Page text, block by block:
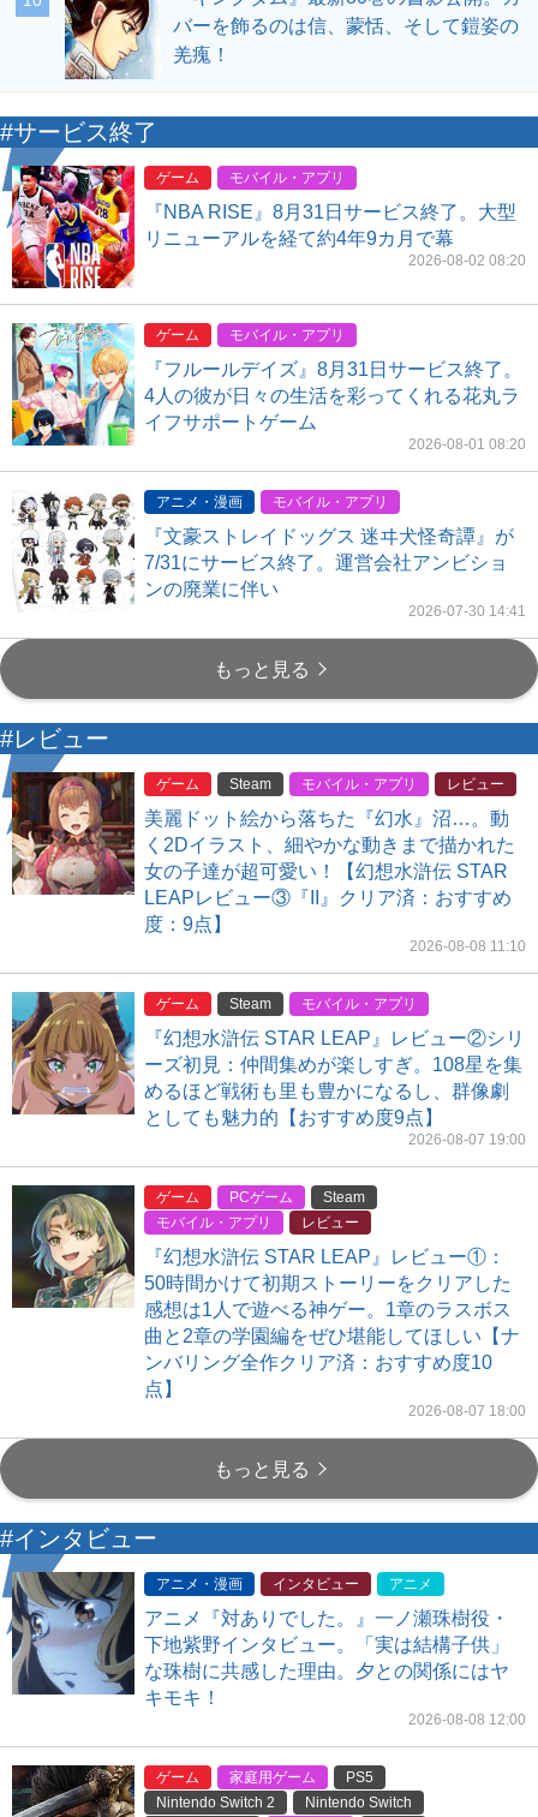
バーを飾るのは信、蒙恬、そして鎧姿の
羌瘣！
#サービス終了
ゲーム モバイル・アプリ
『NBA RISE』8月31日サービス終了。大型
リニューアルを経て約4年9カ月で幕
2026-08-02 08:20
ゲーム モバイル・アプリ
『フルールデイズ』8月31日サービス終了。
4人の彼が日々の生活を彩ってくれる花丸ラ
イフサポートゲーム
2026-08-01 08:20
アニメ・漫画 モバイル・アプリ
『文豪ストレイドッグス 迷ヰ犬怪奇譚』が
7/31にサービス終了。運営会社アンビショ
ンの廃業に伴い
2026-07-30 14:41
もっと見る
#レビュー
ゲーム Steam モバイル・アプリ レビュー
美麗ドット絵から落ちた『幻水』沼…。動
く2Dイラスト、細やかな動きまで描かれた
女の子達が超可愛い！【幻想水滸伝 STAR
LEAPレビュー③『II』クリア済：おすすめ
度：9点】
2026-08-08 11:10
ゲーム Steam モバイル・アプリ
『幻想水滸伝 STAR LEAP』レビュー②シリ
ーズ初見：仲間集めが楽しすぎ。108星を集
めるほど戦術も里も豊かになるし、群像劇
としても魅力的【おすすめ度9点】
2026-08-07 19:00
ゲーム PCゲーム
Steam
モバイル・アプリ
レビュー
『幻想水滸伝 STAR LEAP』レビュー①：
50時間かけて初期ストーリーをクリアした
感想は1人で遊べる神ゲー。1章のラスボス
曲と2章の学園編をぜひ堪能してほしい【ナ
ンバリング全作クリア済：おすすめ度10
点】
2026-08-07 18:00
もっと見る
#インタビュー
アニメ・漫画 インタビュー アニメ
アニメ『対ありでした。』一ノ瀬珠樹役・
下地紫野インタビュー。「実は結構子供」
な珠樹に共感した理由。夕との関係にはヤ
キモキ！
2026-08-08 12:00
ゲーム 家庭用ゲーム
PS5
Nintendo Switch 2
Nintendo Switch